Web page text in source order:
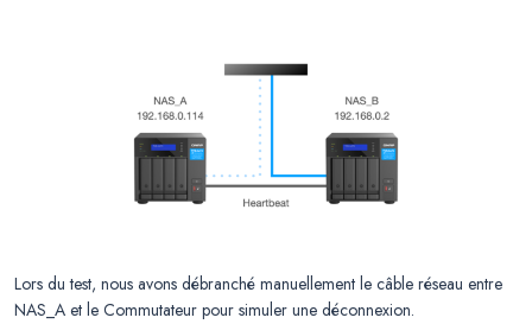
Lors du test, nous avons débranché manuellement le câble réseau entre
NAS_A et le Commutateur pour simuler une déconnexion.